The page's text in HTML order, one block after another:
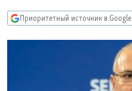
Вернутся
КАВКАЗ.РЕАЛИИ
Приоритетный источник в Google